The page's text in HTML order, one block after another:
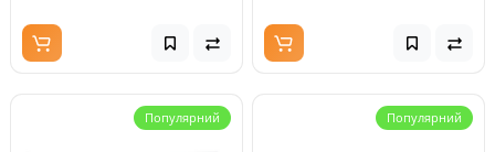
Популярний Популярний